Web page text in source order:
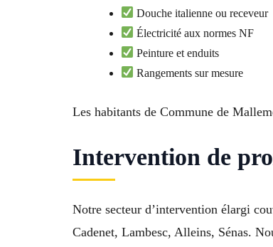
Douche italienne ou receveur
Électricité aux normes NF
Peinture et enduits
Rangements sur mesure
Les habitants de Commune de
Intervention de
Notre secteur d’intervention élargi
Cadenet, Lambesc, Alleins, Sénas.